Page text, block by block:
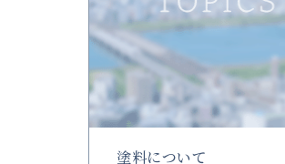
塗料について